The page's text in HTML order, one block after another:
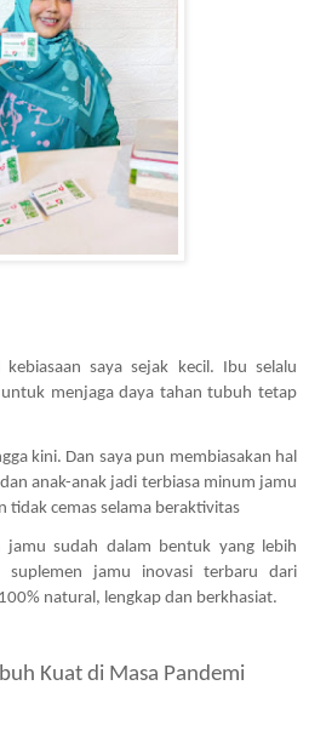
saya sejak kecil. Ibu selalu
menjaga daya tahan tubuh tetap
kini. Dan saya pun membiasakan hal
anak-anak jadi terbiasa minum jamu
tidak cemas selama beraktivitas
sudah dalam bentuk yang lebih
suplemen jamu inovasi terbaru dari
natural, lengkap dan berkhasiat.
Kuat di Masa Pandemi